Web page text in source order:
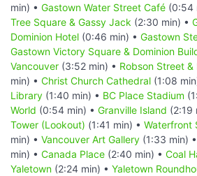
min) • Gastown Water Street Café (0:54
Tree Square & Gassy Jack (2:30 min) •
Dominion Hotel (0:46 min) • Gastown
Gastown Victory Square & Dominion
Vancouver (3:52 min) • Robson Street
min) • Christ Church Cathedral (1:08
Library (1:40 min) • BC Place Stadium
World (0:54 min) • Granville Island (2:19
Tower (Lookout) (1:41 min) • Waterfront
min) • Vancouver Art Gallery (1:33 min) •
min) • Canada Place (2:40 min) • Coal
Yaletown (2:24 min) • Yaletown